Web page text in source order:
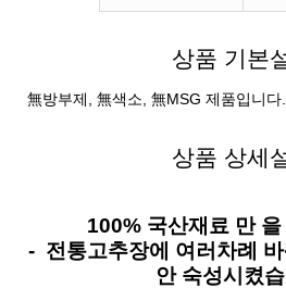
상품 기본
無방부제, 無색소, 無MSG 제품입니다.
상품 상세
100% 국산재료 만
- 전통고추장에 여러차례
안 숙성시켰